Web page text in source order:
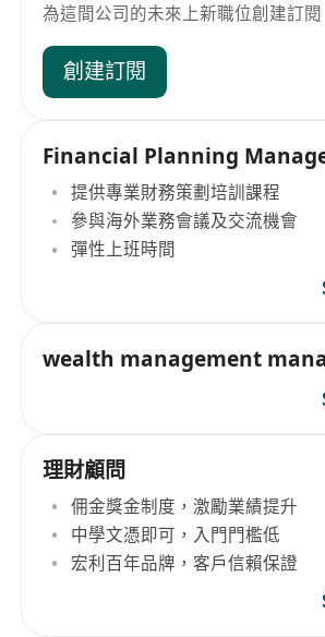
為這間公司的未來上新職位創建訂閱
創建訂閱
Financial Planning
提供專業財務策劃培訓課程
參與海外業務會議及交流機會
彈性上班時間
wealth management
理財顧問
佣金獎金制度，激勵業績提升
中學文憑即可，入門門檻低
宏利百年品牌，客戶信賴保證